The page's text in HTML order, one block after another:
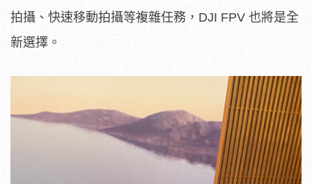
拍攝、快速移動拍攝等複雜任務，DJI FPV 也將是全
新選擇。